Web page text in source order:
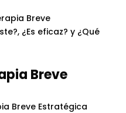
Breve
¿Es eficaz? y ¿Qué
Breve
Breve Estratégica